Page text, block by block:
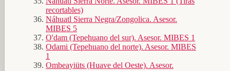
recortables)
Náhuatl Sierra Negra/Zongolica. Asesor.
MIBES 5
O'dam (Tepehuano del sur). Asesor. MIBES 1
Odami (Tepehuano del norte). Asesor. MIBES
1
Ombeayiüts (Huave del Oeste). Asesor.